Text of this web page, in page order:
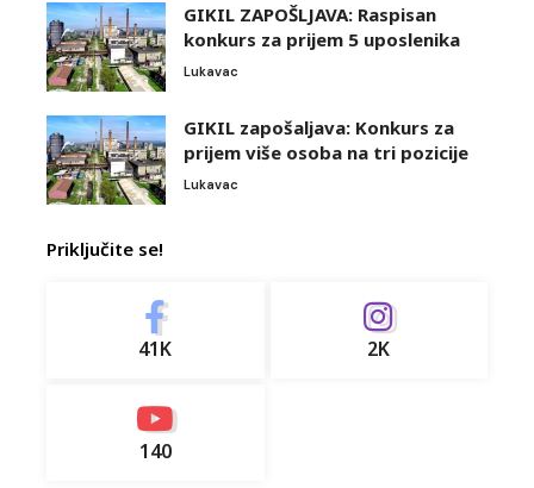
GIKIL ZAPOŠLJAVA: Raspisan
konkurs za prijem 5 uposlenika
Lukavac
GIKIL zapošaljava: Konkurs za
prijem više osoba na tri pozicije
Lukavac
Priključite se!
41K 2K
140